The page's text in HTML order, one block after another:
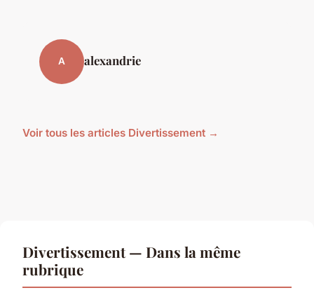
A alexandrie
Voir tous les articles Divertissement →
Divertissement — Dans la même
rubrique